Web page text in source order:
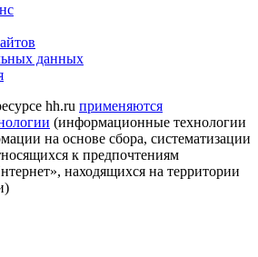
данных
hh.ru применяются
(информационные технологии
на основе сбора, систематизации
к предпочтениям
находящихся на территории